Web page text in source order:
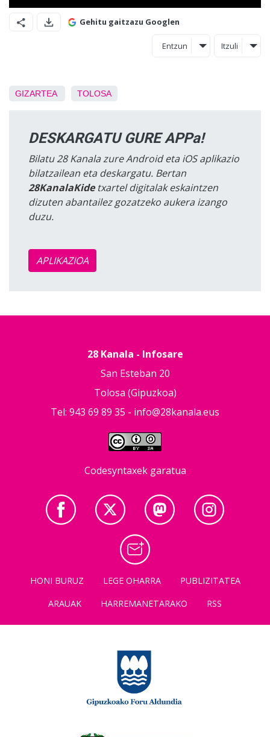
Gehitu gaitzazu Googlen
Entzun Itzuli
GIZARTEA TOLOSA
DESKARGATU GURE APPa!
Bilatu 28 Kanala zure Android eta iOS aplikazio
bilatzailean eta deskargatu. Bertan
28KanalaKidetxartel digitalak eskaintzen
dizuten abantailez gozatzeko aukera izango
duzu.
APLIKAZIOA
28 Kanala - Infosare
San Esteban 20
Tolosa (Gipuzkoa)
Tel: 943 69 89 35 - info@28kanala.eus
Codesyntaxek garatua
HONI BURUZ LEGE OHARRA
PUBLIZITATEA
ARAUAK
HARREMANETARAKO RSS